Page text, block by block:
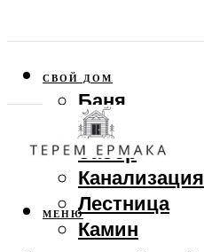
СВОЙ ДОМ
Баня
Веранда
Забор
Канализация
Лестница
Камин
МЕНЮ